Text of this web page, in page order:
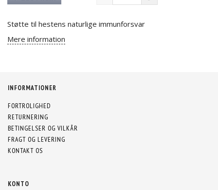
Støtte til hestens naturlige immunforsvar
Mere information
INFORMATIONER
FORTROLIGHED
RETURNERING
BETINGELSER OG VILKÅR
FRAGT OG LEVERING
KONTAKT OS
KONTO